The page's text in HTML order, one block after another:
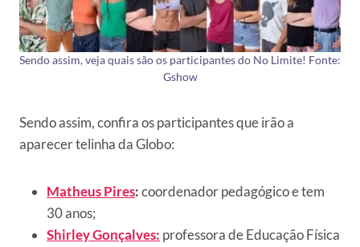
Sendo assim, veja quais são os participantes do No Limite! Fonte:
Gshow
Sendo assim, confira os participantes que irão a
aparecer telinha da Globo:
Matheus Pires:coordenador pedagógico e tem
30 anos;
Shirley Gonçalves: professora de Educação Física